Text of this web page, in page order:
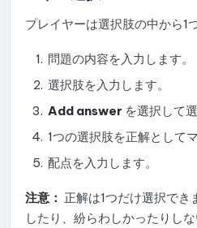
Quick Quizの使い方：作成か
NineQuizでのQuick Quizの作
Quick Quizの結果表示設定ガ
Quick Quiz での問題のシャッ
Quick Quizの問題を手動で作
プレイヤーは選択肢の中から1
問題の内容を入力します。
選択肢を入力します。
Add answer を選択して
1つの選択肢を正解として
配点を入力します。
注意： 正解は1つだけ選択で
したり、紛らわしかったりし